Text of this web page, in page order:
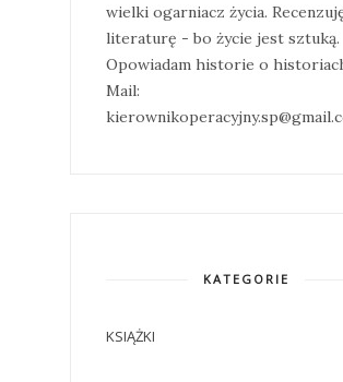
wielki ogarniacz życia.
literaturę - bo życie jest sztuką.
Opowiadam historie o
Mail:
KATEGORIE
KSIĄŻKI